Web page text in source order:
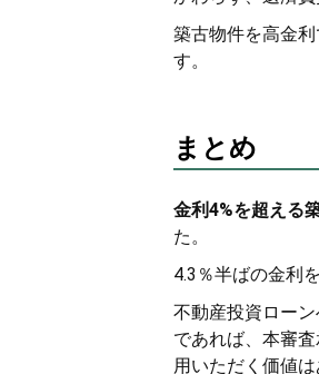
築古物件を高金
す。
まとめ
金利4%を超える
た。
4.3％半ばの金利
不動産投資ロー
であれば、本審
用いただく価値